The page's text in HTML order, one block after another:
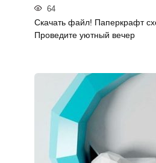
64
Скачать файл! Паперкрафт
Проведите уютный вечер